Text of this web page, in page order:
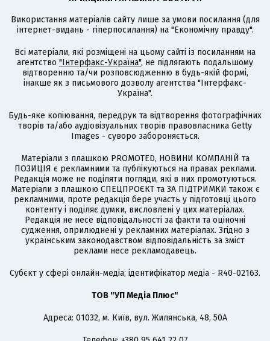
Використання матеріалів сайту лише за умови посилання (для
інтернет-видань - гіперпосилання) на "Економічну правду".
Всі матеріали, які розміщені на цьому сайті із посиланням на
агентство "Інтерфакс-Україна", не підлягають подальшому
відтворенню та/чи розповсюдженню в будь-якій формі,
інакше як з письмового дозволу агентства "Інтерфакс-
Україна".
Будь-яке копіювання, передрук та відтворення фотографічних
творів та/або аудіовізуальних творів правовласника Getty
Images - суворо забороняється.
Матеріали з плашкою PROMOTED, НОВИНИ КОМПАНІЙ та
ПОЗИЦІЯ є рекламними та публікуються на правах реклами.
Редакція може не поділяти погляди, які в них промотуються.
Матеріали з плашкою СПЕЦПРОЄКТ та ЗА ПІДТРИМКИ також є
рекламними, проте редакція бере участь у підготовці цього
контенту і поділяє думки, висловлені у цих матеріалах.
Редакція не несе відповідальності за факти та оціночні
судження, оприлюднені у рекламних матеріалах. Згідно з
українським законодавством відповідальність за зміст
реклами несе рекламодавець.
Cубєкт у сфері онлайн-медіа; ідентифікатор медіа - R40-02163.
ТОВ "УП Медіа Плюс"
Адреса: 01032, м. Київ, вул. Жилянська, 48, 50А